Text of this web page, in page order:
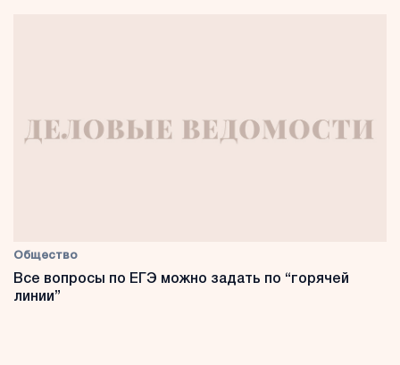
Общество
Все вопросы по ЕГЭ можно задать по “горячей
линии”